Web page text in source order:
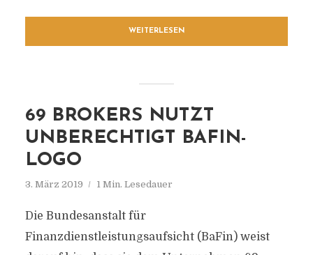
WEITERLESEN
69 BROKERS NUTZT
UNBERECHTIGT BAFIN-
LOGO
3. März 2019 1 Min. Lesedauer
Die Bundesanstalt für
Finanzdienstleistungsaufsicht (BaFin) weist